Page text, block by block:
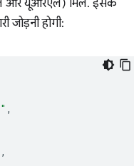
और यूआरएल) मिले. इसके
जोड़नी होगी:
,
,